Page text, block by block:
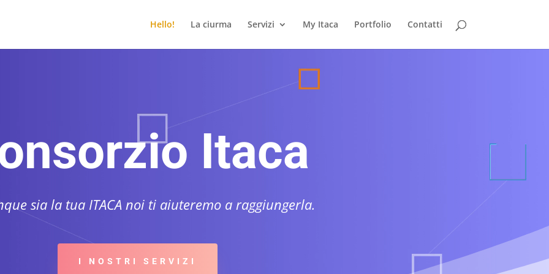
Hello! La ciurma Servizi My Itaca Portfolio Contatti
Itaca
sia la tua ITACA noi ti aiuteremo a raggiungerla.
I NOSTRI SERVIZI